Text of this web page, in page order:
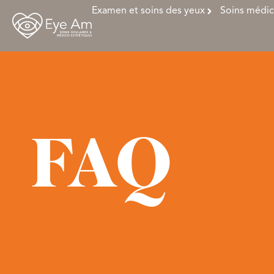
Examen et soins des yeux Soins
FAQ